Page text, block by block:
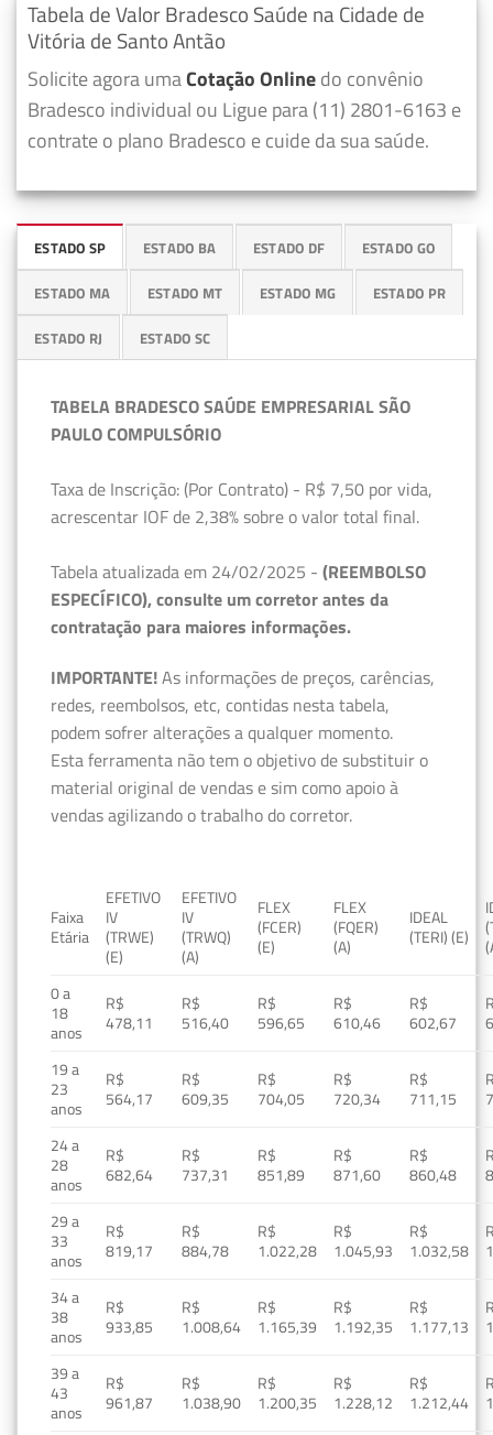
Tabela de Valor Bradesco Saúde na Cidade de
Vitória de Santo Antão
Solicite agora umaCotação Onlinedo convênio
Bradesco individual ou Ligue para (11) 2801-6163 e
contrate o plano Bradesco e cuide da sua saúde.
ESTADO SP ESTADO BA ESTADO DF ESTADO GO
ESTADO MA ESTADO MT ESTADO MG ESTADO PR
ESTADO RJ ESTADO SC
TABELA BRADESCO SAÚDE EMPRESARIAL SÃO
PAULO COMPULSÓRIO
Taxa de Inscrição: (Por Contrato) - R$ 7,50 por vida,
acrescentar IOF de 2,38% sobre o valor total final.
Tabela atualizada em 24/02/2025 - (REEMBOLSO
ESPECÍFICO), consulte um corretor antes da
contratação para maiores informações.
IMPORTANTE!As informações de preços, carências,
redes, reembolsos, etc, contidas nesta tabela,
podem sofrer alterações a qualquer momento.
Esta ferramenta não tem o objetivo de substituir o
material original de vendas e sim como apoio à
vendas agilizando o trabalho do corretor.
Faixa
Etária
EFETIVO
IV
(TRWE)
(E)
EFETIVO
IV
(TRWQ)
(A)
FLEX
(FCER)
(E)
FLEX
(FQER)
(A)
IDEAL
(TERI) (E)
0 a
18
anos
R$
478,11
R$
516,40
R$
596,65
R$
610,46
R$
602,67
19 a
23
anos
R$
564,17
R$
609,35
R$
704,05
R$
720,34
R$
711,15
24 a
28
anos
R$
682,64
R$
737,31
R$
851,89
R$
871,60
R$
860,48
29 a
33
anos
R$
819,17
R$
884,78
R$
1.022,28
R$
1.045,93
R$
1.032,58
34 a
38
anos
R$
933,85
R$
1.008,64
R$
1.165,39
R$
1.192,35
R$
1.177,13
39 a
43
anos
R$
961,87
R$
1.038,90
R$
1.200,35
R$
1.228,12
R$
1.212,44